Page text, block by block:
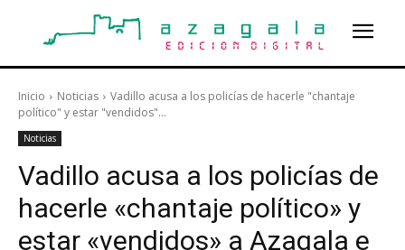
Inicio Noticias
Vadillo acusa a los policías de hacerle "chantaje
político" y estar "vendidos"...
Noticias
Vadillo acusa a los policías de
hacerle «chantaje político» y
estar «vendidos» a Azagala e